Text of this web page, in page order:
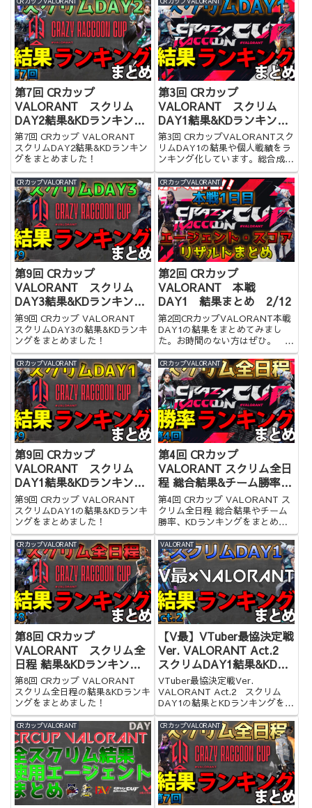
第7回 CRカップ
VALORANT スクリム
DAY2結果&KDランキング
まとめ
第7回 CRカップ VALORANT
スクリムDAY2結果&KDランキン
グをまとめました！
第3回 CRカップ
VALORANT スクリム
DAY1結果&KDランキング
まとめ
第3回 CRカップVALORANTスク
リムDAY1の結果や個人戦績をラ
ンキング化しています。総合成績
もわかるので是非ご覧ください。
CRカップVALORANT
第9回 CRカップ
VALORANT スクリム
DAY3結果&KDランキング
まとめ
第9回 CRカップ VALORANT
スクリムDAY3の結果&KDランキ
ングをまとめました！
CRカップVALORANT
第2回 CRカップ
VALORANT 本戦
DAY1 結果まとめ 2/12
第2回CRカップVALORANT本戦
DAY1の結果をまとめてみまし
た。お時間のない方はぜひ。
2/12
CRカップVALORANT
第9回 CRカップ
VALORANT スクリム
DAY1結果&KDランキング
まとめ
第9回 CRカップ VALORANT
スクリムDAY1の結果&KDランキ
ングをまとめました！
CRカップVALORANT
第4回 CRカップ
VALORANT スクリム全日
程 総合結果&チーム勝率
&KDランキングまとめ
第4回 CRカップ VALORANT ス
クリム全日程 総合結果やチーム
勝率、KDランキングをまとめま
した！
CRカップVALORANT
第8回 CRカップ
VALORANT スクリム全
日程 結果&KDランキング
まとめ
第8回 CRカップ VALORANT
スクリム全日程の結果&KDランキ
ングをまとめました！
VALORANT
【V最】VTuber最協決定戦
Ver. VALORANT Act.2
スクリムDAY1結果&KDラ
ンキングまとめ
VTuber最協決定戦Ver.
VALORANT Act.2 スクリム
DAY1の結果とKDランキングをま
とめました
CRカップVALORANT CRカップVALORANT